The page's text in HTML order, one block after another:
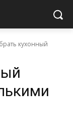
кухонный